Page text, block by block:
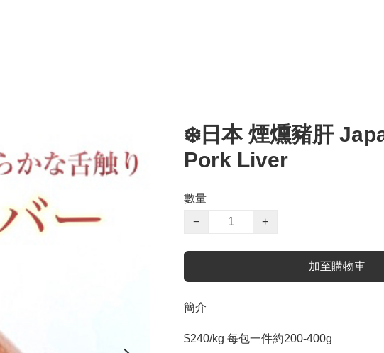
❄️日本 煙燻豬肝
Pork Liver
數量
−
+
加至購物車
簡介
$240/kg 每包一件約200-400g